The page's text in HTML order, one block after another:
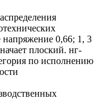
напряжение 0,66; 1, 3
плоский. нг-
по исполнению